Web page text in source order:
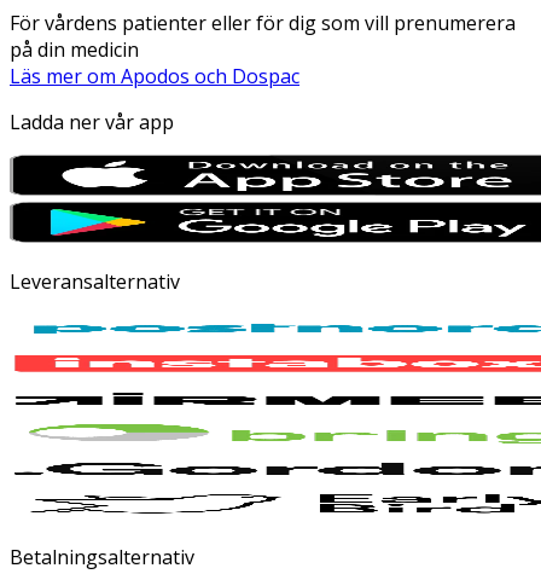
För vårdens patienter eller för dig som vill prenumerera
på din medicin
Läs mer om Apodos och Dospac
Ladda ner vår app
Leveransalternativ
Betalningsalternativ